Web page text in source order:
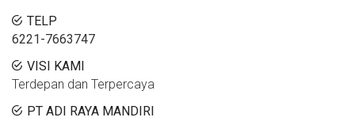
TELP
6221-7663747
VISI KAMI
Terdepan dan Terpercaya
PT ADI RAYA MANDIRI